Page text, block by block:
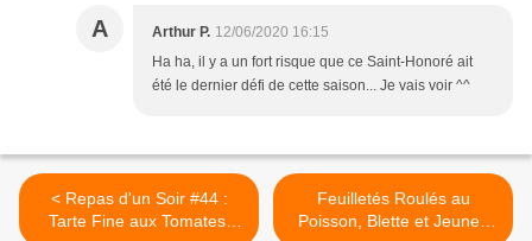
A Arthur P. 12/06/2020 16:15
Ha ha, il y a un fort risque que ce Saint-Honoré ait
été le dernier défi de cette saison... Je vais voir ^^
< Repas d'un Soir #44 :
Tarte Fine aux Tomates,
Feuilletés Roulés au
Poisson, Blette et Jeunes